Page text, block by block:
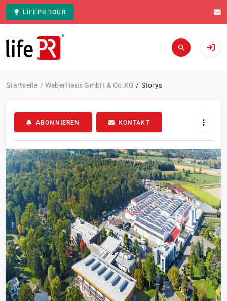
LIFEPR TOUR
Zur Startseite
Startseite WeberHaus GmbH & Co.KG Storys
ABONNIEREN KONTAKT